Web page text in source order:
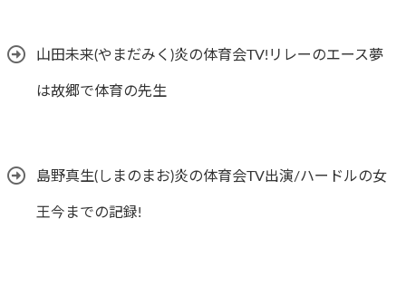
山田未来(やまだみく)炎の体育会TV!リレーのエース夢
は故郷で体育の先生
島野真生(しまのまお)炎の体育会TV出演/ハードルの女
王今までの記録!